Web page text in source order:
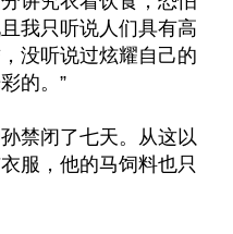
我只听说人们具有高
没听说过炫耀自己的
的。”
禁闭了七天。从这以
服，他的马饲料也只